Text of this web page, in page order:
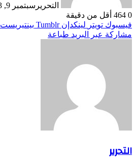
التحرير سبتمبر 9, 2023
0
أقل من دقيقة
فيسبوك تويتر لينكدإن بينتيريست
مشاركة عبر البريد طباعة
التحرير